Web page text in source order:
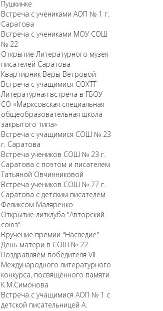
Пушкинке
Встреча с учениками АОП № 1 г.
Саратова
Встреча с учениками МОУ СОШ
№ 22
Открытие Литературного музея
писателей Саратова
Квартирник Веры Ветровой
Встреча с учащимися СОХТТ
Литературная встреча в ГБОУ
СО «Марксовская специальная
общеобразовательная школа
закрытого типа»
Встреча с учащимися СОШ № 23
г. Саратова
Встреча учеников СОШ № 23 г.
Саратова с поэтом и писателем
Татьяной Овчинниковой
Встреча учеников СОШ № 77 г.
Саратова с детским писателем
Феликсом Маляренко
Открытие литклуба "Авторский
союз"
Вручение премии "Наследие"
День матери в СОШ № 22
Поздравляем победителя VII
Международного литературного
конкурса, посвященного памяти
К.М.Симонова
Встреча с учащимися АОП № 1 с
детской писательницей А.